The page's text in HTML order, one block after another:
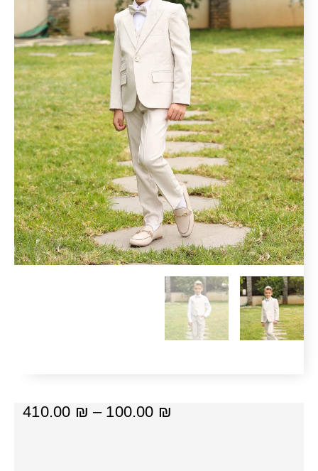
100.00 ₪
–
410.00 ₪